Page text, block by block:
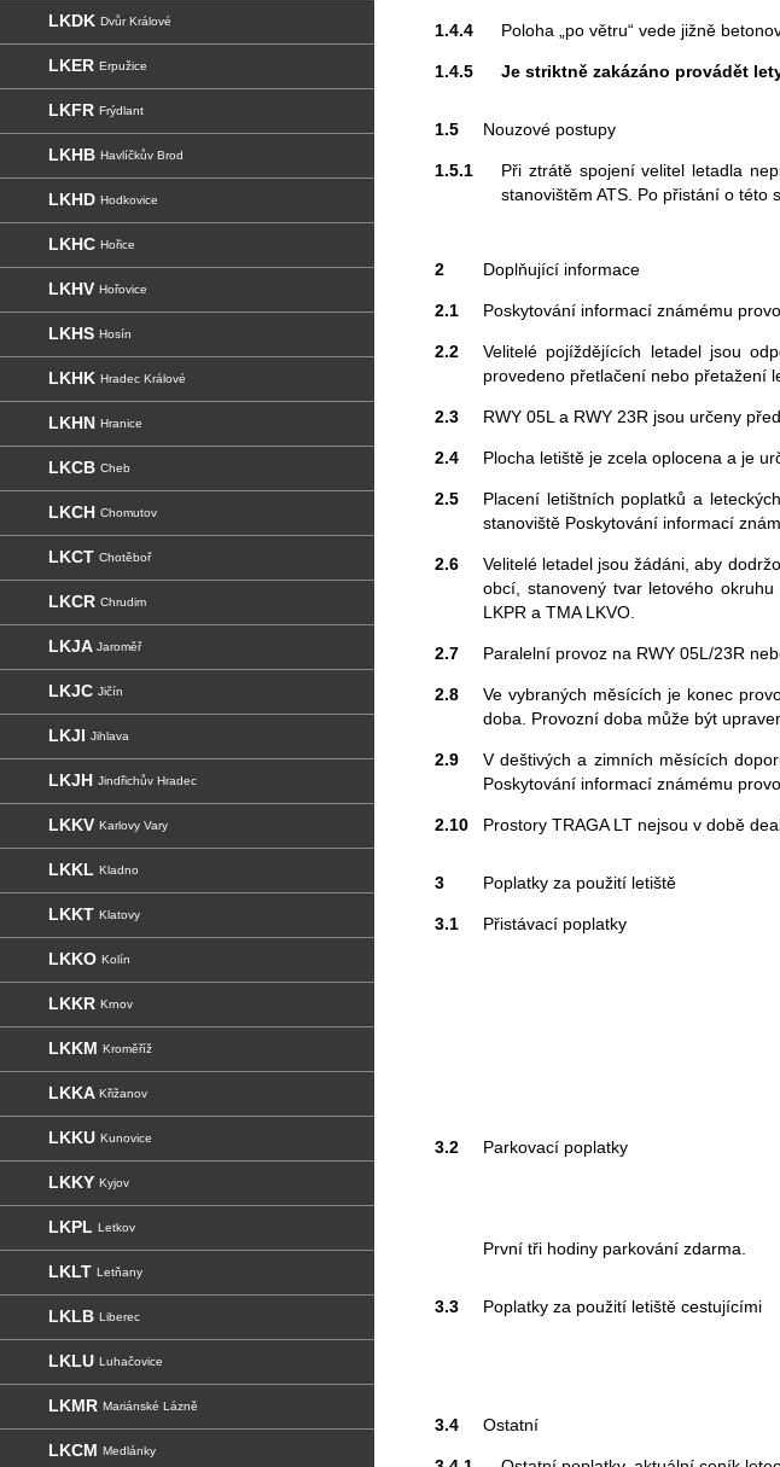
1.4.4 Poloha „po větru“ vede jižně
1.4.5 Je striktně zakázáno provádět
1.5 Nouzové postupy
1.5.1
Při ztrátě spojení velitel letadla
stanovištěm ATS. Po přistání o této
2 Doplňující informace
2.1 Poskytování informací známému
2.2
Velitelé pojíždějících letadel jsou
provedeno přetlačení nebo přetažení
2.3 RWY 05L a RWY 23R jsou určeny
2.4 Plocha letiště je zcela oplocena a je
2.5
Placení letištních poplatků a
stanoviště Poskytování informací
2.6
Velitelé letadel jsou žádáni, aby
obcí, stanovený tvar letového
LKPR a TMA LKVO.
2.7 Paralelní provoz na RWY 05L/23R
2.8
Ve vybraných měsících je konec
doba. Provozní doba může být
2.9
V deštivých a zimních měsících
Poskytování informací známému
2.10 Prostory TRAGA LT nejsou v době
3 Poplatky za použití letiště
3.1 Přistávací poplatky
3.2 Parkovací poplatky
První tři hodiny parkování zdarma.
3.3 Poplatky za použití letiště cestujícími
3.4 Ostatní
LKDK Dvůr Králové
LKER Erpužice
LKFR Frýdlant
LKHB Havlíčkův Brod
LKHD Hodkovice
LKHC Hořice
LKHV Hořovice
LKHS Hosín
LKHK Hradec Králové
LKHN Hranice
LKCB Cheb
LKCH Chomutov
LKCT Chotěboř
LKCR Chrudim
LKJA Jaroměř
LKJC Jičín
LKJI Jihlava
LKJH Jindřichův Hradec
LKKV Karlovy Vary
LKKL Kladno
LKKT Klatovy
LKKO Kolín
LKKR Krnov
LKKM Kroměříž
LKKA Křižanov
LKKU Kunovice
LKKY Kyjov
LKPL Letkov
LKLT Letňany
LKLB Liberec
LKLU Luhačovice
LKMR Mariánské Lázně
LKCM Medlánky